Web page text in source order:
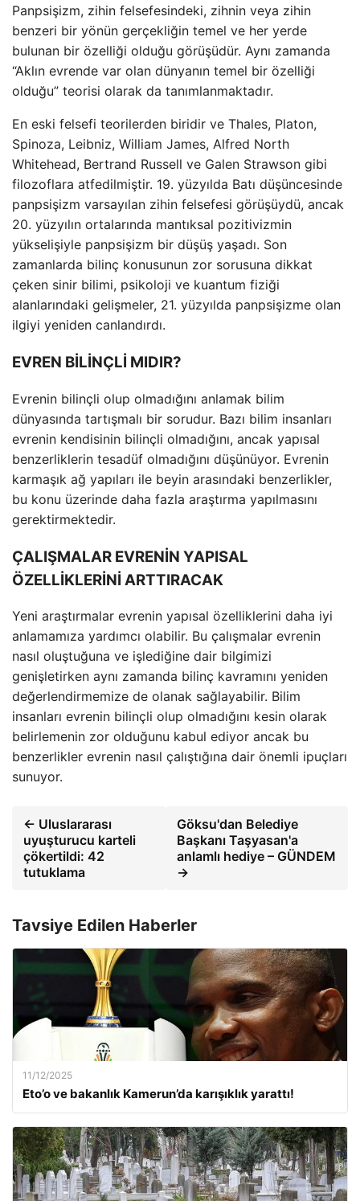
Panpsişizm, zihin felsefesindeki, zihnin veya zihin
benzeri bir yönün gerçekliğin temel ve her yerde
bulunan bir özelliği olduğu görüşüdür. Aynı zamanda
“Aklın evrende var olan dünyanın temel bir özelliği
olduğu” teorisi olarak da tanımlanmaktadır.
En eski felsefi teorilerden biridir ve Thales, Platon,
Spinoza, Leibniz, William James, Alfred North
Whitehead, Bertrand Russell ve Galen Strawson gibi
filozoflara atfedilmiştir. 19. yüzyılda Batı düşüncesinde
panpsişizm varsayılan zihin felsefesi görüşüydü, ancak
20. yüzyılın ortalarında mantıksal pozitivizmin
yükselişiyle panpsişizm bir düşüş yaşadı. Son
zamanlarda bilinç konusunun zor sorusuna dikkat
çeken sinir bilimi, psikoloji ve kuantum fiziği
alanlarındaki gelişmeler, 21. yüzyılda panpsişizme olan
ilgiyi yeniden canlandırdı.
EVREN BİLİNÇLİ MIDIR?
Evrenin bilinçli olup olmadığını anlamak bilim
dünyasında tartışmalı bir sorudur. Bazı bilim insanları
evrenin kendisinin bilinçli olmadığını, ancak yapısal
benzerliklerin tesadüf olmadığını düşünüyor. Evrenin
karmaşık ağ yapıları ile beyin arasındaki benzerlikler,
bu konu üzerinde daha fazla araştırma yapılmasını
gerektirmektedir.
ÇALIŞMALAR EVRENİN YAPISAL
ÖZELLİKLERİNİ ARTTIRACAK
Yeni araştırmalar evrenin yapısal özelliklerini daha iyi
anlamamıza yardımcı olabilir. Bu çalışmalar evrenin
nasıl oluştuğuna ve işlediğine dair bilgimizi
genişletirken aynı zamanda bilinç kavramını yeniden
değerlendirmemize de olanak sağlayabilir. Bilim
insanları evrenin bilinçli olup olmadığını kesin olarak
belirlemenin zor olduğunu kabul ediyor ancak bu
benzerlikler evrenin nasıl çalıştığına dair önemli ipuçları
sunuyor.
← Uluslararası
uyuşturucu karteli
çökertildi: 42
tutuklama
Göksu'dan Belediye
Başkanı Taşyasan'a
anlamlı hediye – GÜNDEM
→
Tavsiye Edilen Haberler
11/12/2025
Eto’o ve bakanlık Kamerun’da karışıklık yarattı!